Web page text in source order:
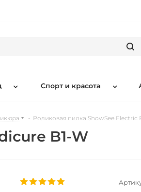
Спорт и красота
- Роликовая пилка ShowSee Electric
B1-W